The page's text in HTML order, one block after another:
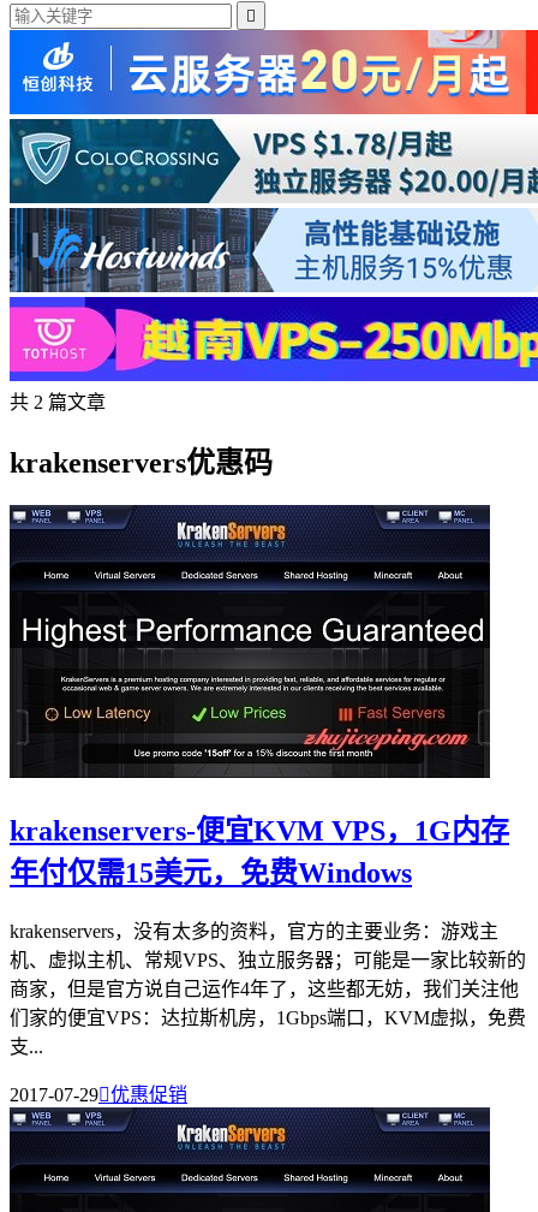

共 2 篇文章
krakenservers优惠码
krakenservers-便宜KVM VPS，1G内存
年付仅需15美元，免费Windows
krakenservers，没有太多的资料，官方的主要业务：游戏主
机、虚拟主机、常规VPS、独立服务器；可能是一家比较新的
商家，但是官方说自己运作4年了，这些都无妨，我们关注他
们家的便宜VPS：达拉斯机房，1Gbps端口，KVM虚拟，免费
支...
2017-07-29优惠促销